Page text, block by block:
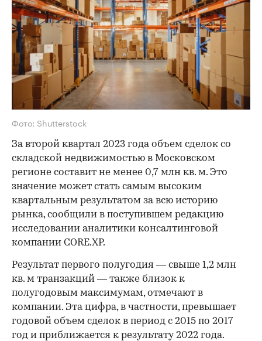
Фото: Shutterstock
За второй квартал 2023 года объем сделок со
складской недвижимостью в Московском
регионе составит не менее 0,7 млн кв. м. Это
значение может стать самым высоким
квартальным результатом за всю историю
рынка, сообщили в поступившем редакцию
исследовании аналитики консалтинговой
компании CORE.XP.
Результат первого полугодия — свыше 1,2 млн
кв. м транзакций — также близок к
полугодовым максимумам, отмечают в
компании. Эта цифра, в частности, превышает
годовой объем сделок в период с 2015 по 2017
год и приближается к результату 2022 года.